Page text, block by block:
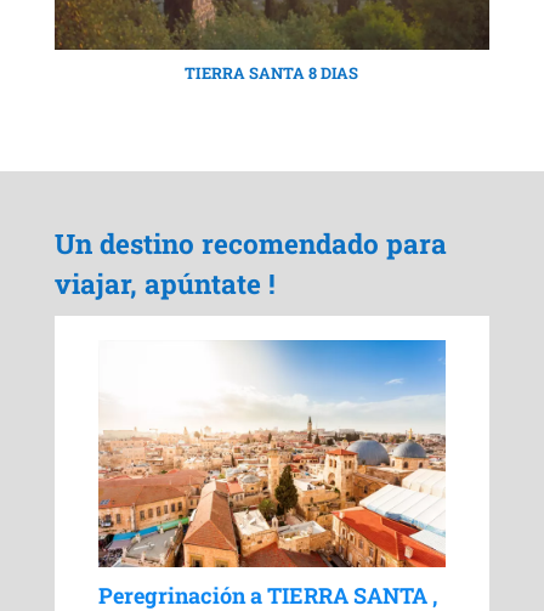
TIERRA SANTA 8 DIAS
Un destino recomendado para
viajar, apúntate !
Peregrinación a TIERRA SANTA ,